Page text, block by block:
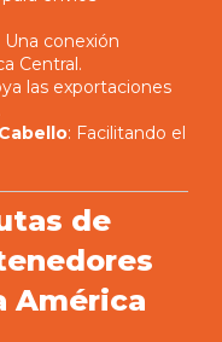
Una conexión
Central.
las exportaciones
: Facilitando el
de
América